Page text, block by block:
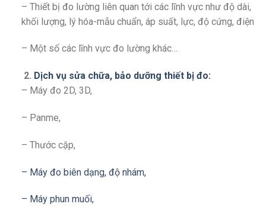
– Thiết bị đo lường liên quan tới các lĩnh vực như độ dài,
khối lượng, lý hóa-mẫu chuẩn, áp suất, lực, độ cứng, điện
– Một số các lĩnh vực đo lường khác…
2. Dịch vụ sửa chữa, bảo dưỡng thiết bị đo:
– Máy đo 2D, 3D,
– Panme,
– Thước cặp,
– Máy đo biên dạng, độ nhám,
– Máy phun muối,